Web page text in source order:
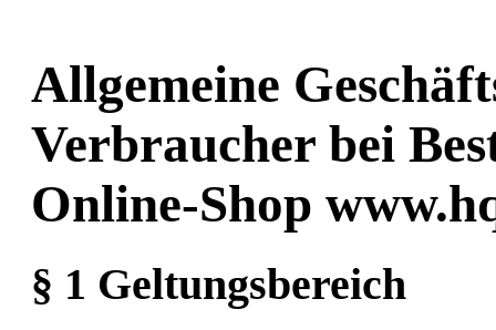
Allgemeine
Verbraucher bei
Online-Shop
§ 1 Geltungsbereich